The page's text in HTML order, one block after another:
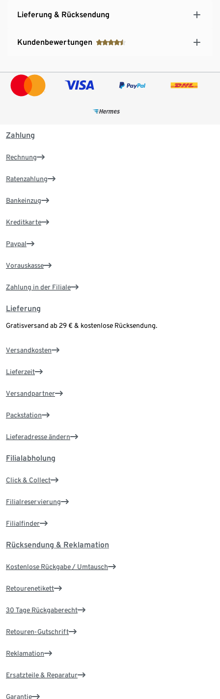
Lieferung & Rücksendung
Kundenbewertungen
Zahlung
Rechnung
Ratenzahlung
Bankeinzug
Kreditkarte
Paypal
Vorauskasse
Zahlung in der Filiale
Lieferung
Gratisversand ab 29 € & kostenlose Rücksendung.
Versandkosten
Lieferzeit
Versandpartner
Packstation
Lieferadresse ändern
Filialabholung
Click & Collect
Filialreservierung
Filialfinder
Rücksendung & Reklamation
Kostenlose Rückgabe / Umtausch
Retourenetikett
30 Tage Rückgaberecht
Retouren-Gutschrift
Reklamation
Ersatzteile & Reparatur
Garantie